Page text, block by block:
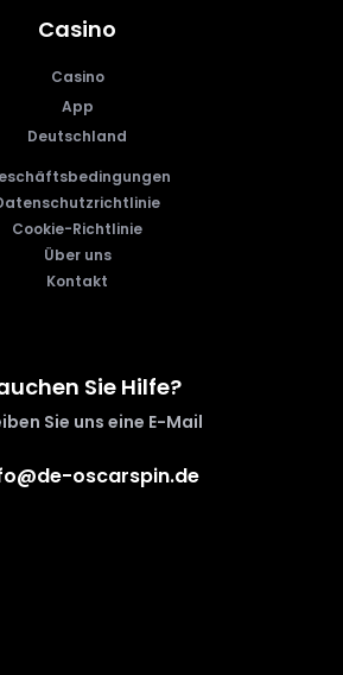
Casino
Casino
App
Deutschland
Cookie-Richtlinie
Über uns
Kontakt
Sie Hilfe?
Sie uns eine E-Mail
oscarspin.de